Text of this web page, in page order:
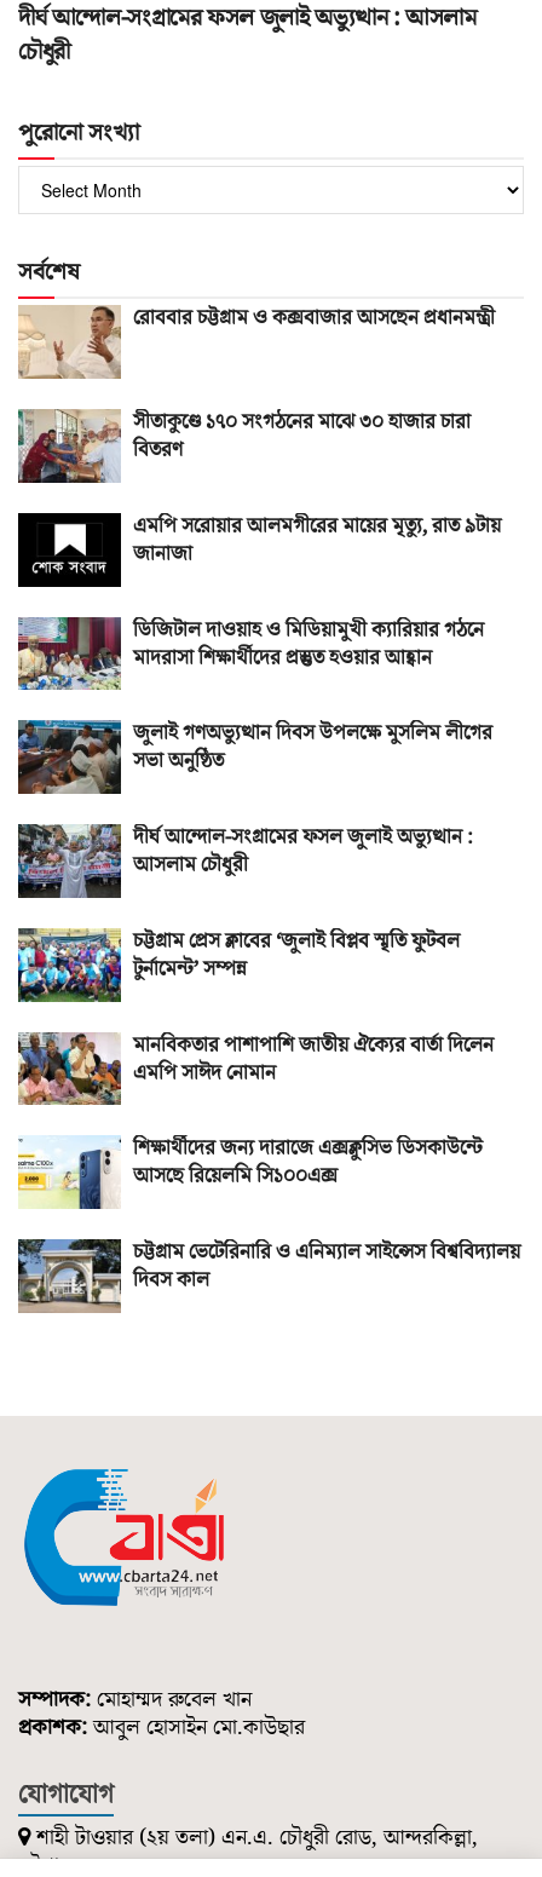
দীর্ঘ আন্দোল-সংগ্রামের ফসল জুলাই অভ্যুত্থান : আসলাম
চৌধুরী
পুরোনো সংখ্যা
পুরোনো
সংখ্যা
সর্বশেষ
রোববার চট্টগ্রাম ও কক্সবাজার আসছেন প্রধানমন্ত্রী
সীতাকুণ্ডে ১৭০ সংগঠনের মাঝে ৩০ হাজার চারা
বিতরণ
এমপি সরোয়ার আলমগীরের মায়ের মৃত্যু, রাত ৯টায়
জানাজা
ডিজিটাল দাওয়াহ ও মিডিয়ামুখী ক্যারিয়ার গঠনে
মাদরাসা শিক্ষার্থীদের প্রস্তুত হওয়ার আহ্বান
জুলাই গণঅভ্যুত্থান দিবস উপলক্ষে মুসলিম লীগের
সভা অনুষ্ঠিত
দীর্ঘ আন্দোল-সংগ্রামের ফসল জুলাই অভ্যুত্থান :
আসলাম চৌধুরী
চট্টগ্রাম প্রেস ক্লাবের ‘জুলাই বিপ্লব স্মৃতি ফুটবল
টুর্নামেন্ট’ সম্পন্ন
মানবিকতার পাশাপাশি জাতীয় ঐক্যের বার্তা দিলেন
এমপি সাঈদ নোমান
শিক্ষার্থীদের জন্য দারাজে এক্সক্লুসিভ ডিসকাউন্টে
আসছে রিয়েলমি সি১০০এক্স
চট্টগ্রাম ভেটেরিনারি ও এনিম্যাল সাইন্সেস বিশ্ববিদ্যালয়
দিবস কাল
সম্পাদক: মোহাম্মদ রুবেল খান
প্রকাশক:আবুল হোসাইন মো.কাউছার
যোগাযোগ
শাহী টাওয়ার (২য় তলা) এন.এ. চৌধুরী রোড, আন্দরকিল্লা,
চট্টগ্রাম।